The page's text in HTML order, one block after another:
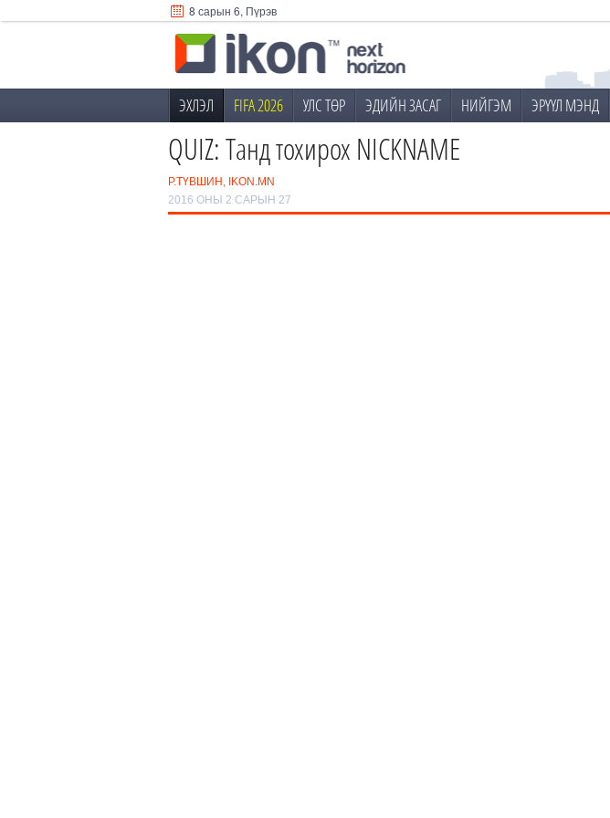
8 сарын 6, Пүрэв
ЭХЛЭЛ FIFA 2026 УЛС ТӨР ЭДИЙН ЗАСАГ НИЙГЭМ ЭРҮҮЛ МЭНД
QUIZ: Танд тохирох NICKNAME
Р.ТҮВШИН, IKON.MN
2016 ОНЫ 2 САРЫН 27